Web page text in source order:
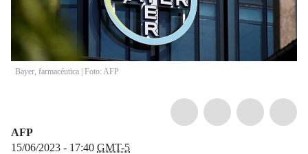
Bayer, farmacéutica | Foto: AFP
AFP
15/06/2023 - 17:40 GMT-5